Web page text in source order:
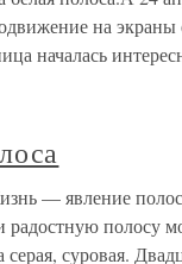
на экраны
началась
— явление
радостную полосу
суровая.